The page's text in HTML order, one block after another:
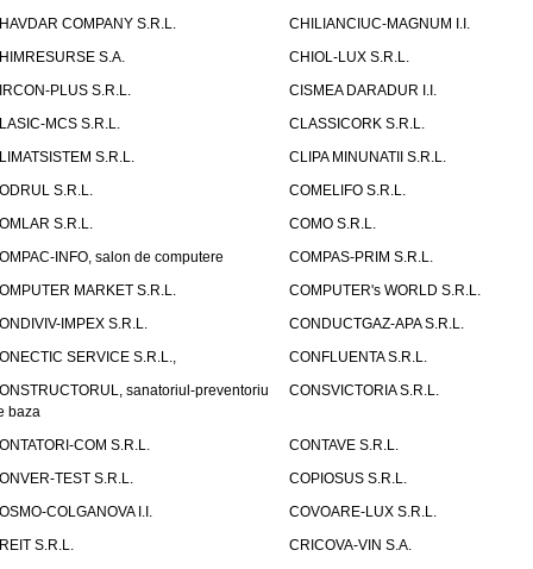
COMPANY S.R.L.
CHILIANCIUC-MAGNUM I.I.
S.A.
CHIOL-LUX S.R.L.
PLUS S.R.L.
CISMEA DARADUR I.I.
MCS S.R.L.
CLASSICORK S.R.L.
S.R.L.
CLIPA MINUNATII S.R.L.
S.R.L.
COMELIFO S.R.L.
S.R.L.
COMO S.R.L.
INFO, salon de computere
COMPAS-PRIM S.R.L.
MARKET S.R.L.
COMPUTER's WORLD S.R.L.
IMPEX S.R.L.
CONDUCTGAZ-APA S.R.L.
SERVICE S.R.L.,
CONFLUENTA S.R.L.
sanatoriul-preventoriu
baza
CONSVICTORIA S.R.L.
COM S.R.L.
CONTAVE S.R.L.
TEST S.R.L.
COPIOSUS S.R.L.
COLGANOVA I.I.
COVOARE-LUX S.R.L.
S.R.L.
CRICOVA-VIN S.A.